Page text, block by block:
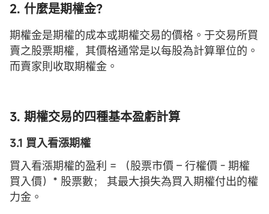
2. 什麼是期權金？
期權金是期權的成本或期權交易的價格。于交易所買
賣之股票期權，其價格通常是以每股為計算單位的。
而賣家則收取期權金。
3. 期權交易的四種基本盈虧計算
3.1 買入看漲期權
買入看漲期權的盈利 = （股票市價 – 行權價 - 期權
買入價）* 股票數； 其最大損失為買入期權付出的權
力金。